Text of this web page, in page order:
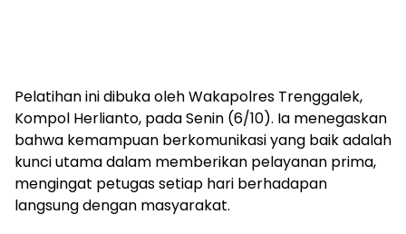
​Pelatihan ini dibuka oleh Wakapolres Trenggalek,
Kompol Herlianto, pada Senin (6/10). Ia menegaskan
bahwa kemampuan berkomunikasi yang baik adalah
kunci utama dalam memberikan pelayanan prima,
mengingat petugas setiap hari berhadapan
langsung dengan masyarakat.